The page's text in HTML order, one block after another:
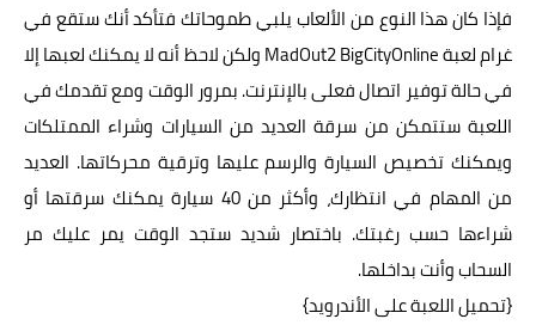
فإذا كان هذا النوع من الألعاب يلبي طموحاتك فتأكد أنك ستقع في
غرام لعبة MadOut2 BigCityOnline ولكن لاحظ أنه لا يمكنك لعبها إلا
في حالة توفير اتصال فعلى بالإنترنت. بمرور الوقت ومع تقدمك في
اللعبة ستتمكن من سرقة العديد من السيارات وشراء الممتلكات
ويمكنك تخصيص السيارة والرسم عليها وترقية محركاتها. العديد
من المهام في انتظارك، وأكثر من 40 سيارة يمكنك سرقتها أو
شراءها حسب رغبتك. باختصار شديد ستجد الوقت يمر عليك مر
السحاب وأنت بداخلها.
{تحميل اللعبة على الأندرويد}